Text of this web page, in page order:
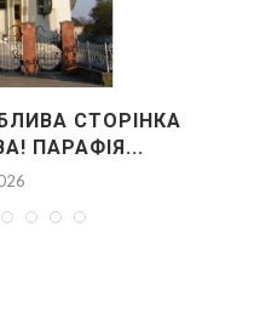
СТОРІНКА
ПАРАФІЯ...